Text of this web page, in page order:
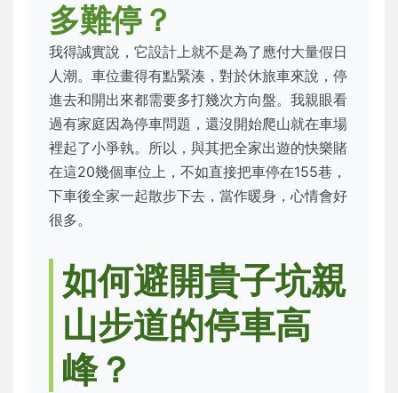
多難停？
我得誠實說，它設計上就不是為了應付大量假日
人潮。車位畫得有點緊湊，對於休旅車來說，停
進去和開出來都需要多打幾次方向盤。我親眼看
過有家庭因為停車問題，還沒開始爬山就在車場
裡起了小爭執。所以，與其把全家出遊的快樂賭
在這20幾個車位上，不如直接把車停在155巷，
下車後全家一起散步下去，當作暖身，心情會好
很多。
如何避開貴子坑親
山步道的停車高
峰？